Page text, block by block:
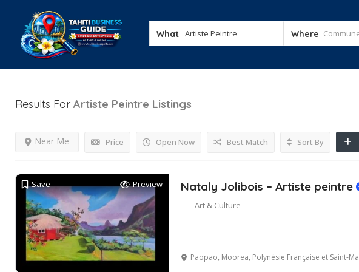
What Where
Results For Artiste Peintre Listings
Price Open Now
Near Me Best Match Sort By
Save Preview Nataly Jolibois – Artiste peintre
Art & Culture
Paopao, Moorea, Polynésie Française et Saint-Malo, France